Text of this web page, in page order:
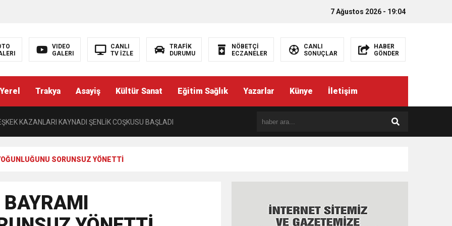
7 Ağustos 2026 - 19:04
VIDEO
GALERI
CANLI
TV İZLE
TRAFİK
DURUMU
NÖBETÇİ
ECZANELER
CANLI
SONUÇLAR
HABER
GÖNDER
Yerel Trakya Asayiş Kültür Sanat Eğitim Sağlık Yazarlar Künye İletişim
“AYNI İŞİ YAPAN ÜÇ AYRI STATÜ NE HUKUKA NE VİCDANA SIĞAR”
PERDEYİ AÇAN KAYMAKAM
KAZANLARI KAYNADI ŞENLİK COŞKUSU BAŞLADI
BASIN MENSUPLARINA VEFA BULUŞMASI
SORUNSUZ YÖNETTİ
BAYRAMI